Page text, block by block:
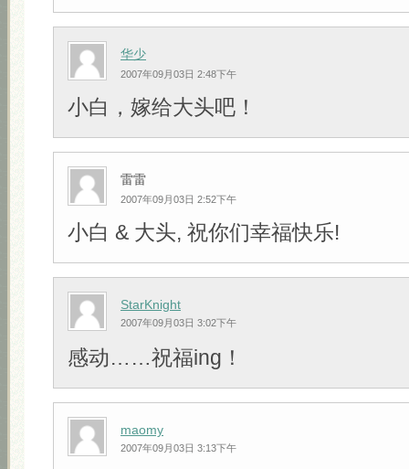
华少
2007年09月03日 2:48下午
小白，嫁给大头吧！
雷雷
2007年09月03日 2:52下午
小白 & 大头, 祝你们幸福快乐!
StarKnight
2007年09月03日 3:02下午
感动……祝福ing！
maomy
2007年09月03日 3:13下午